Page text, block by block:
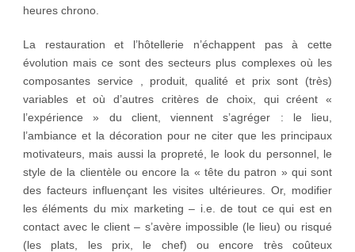
heures chrono.
La restauration et l’hôtellerie n’échappent pas à cette
évolution mais ce sont des secteurs plus complexes où les
composantes service , produit, qualité et prix sont (très)
variables et où d’autres critères de choix, qui créent «
l’expérience » du client, viennent s’agréger : le lieu,
l’ambiance et la décoration pour ne citer que les principaux
motivateurs, mais aussi la propreté, le look du personnel, le
style de la clientèle ou encore la « tête du patron » qui sont
des facteurs influençant les visites ultérieures. Or, modifier
les éléments du mix marketing – i.e. de tout ce qui est en
contact avec le client – s’avère impossible (le lieu) ou risqué
(les plats, les prix, le chef) ou encore très coûteux